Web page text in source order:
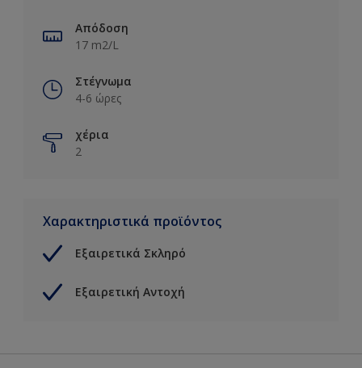
Απόδοση
17 m2/L
Στέγνωμα
4-6 ώρες
χέρια
2
Χαρακτηριστικά προϊόντος
Εξαιρετικά Σκληρό
Εξαιρετική Αντοχή